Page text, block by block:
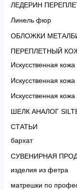
ЛЕДЕРИН
Линель фюр
ОБЛОЖКИ
ПЕРЕПЛЕТНЫЙ
Искусственная
Искусственная
Искусственная
ШЕЛК АНАЛОГ
СТАТЬИ
бархат
СУВЕНИРНАЯ
изделия из фетра
матрешки по